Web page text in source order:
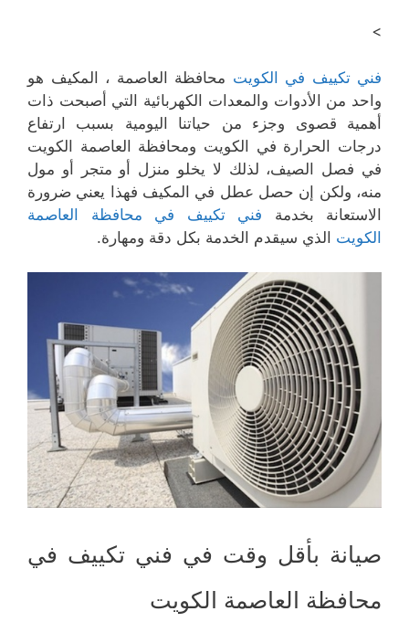
>
فني تكييف في الكويت محافظة العاصمة ، المكيف هو
واحد من الأدوات والمعدات الكهربائية التي أصبحت ذات
أهمية قصوى وجزء من حياتنا اليومية بسبب ارتفاع
درجات الحرارة في الكويت ومحافظة العاصمة الكويت
في فصل الصيف، لذلك لا يخلو منزل أو متجر أو مول
منه، ولكن إن حصل عطل في المكيف فهذا يعني ضرورة
الاستعانة بخدمة فني تكييف في محافظة العاصمة
الكويت الذي سيقدم الخدمة بكل دقة ومهارة.
صيانة بأقل وقت في فني تكييف في
محافظة العاصمة الكويت